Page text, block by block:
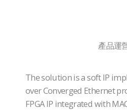
產品運
The solution is a soft IP
over Converged Ethernet
FPGA IP integrated with